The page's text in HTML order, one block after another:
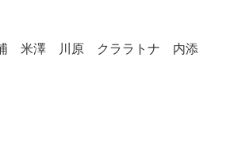
米澤 川原 クララトナ 内添